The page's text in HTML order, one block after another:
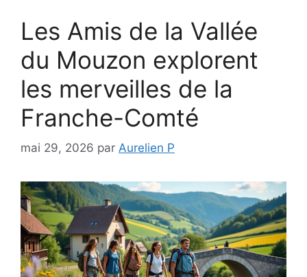
Les Amis de la Vallée
du Mouzon explorent
les merveilles de la
Franche-Comté
mai 29, 2026 par Aurelien P